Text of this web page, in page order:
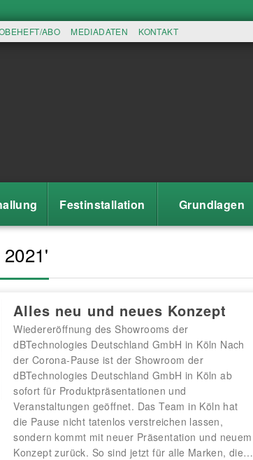
ABO MEDIADATEN KONTAKT
Festinstallation Grundlagen
Alles neu und neues Konzept
Wiedereröffnung des Showrooms der
dBTechnologies Deutschland GmbH in Köln Nach
der Corona-Pause ist der Showroom der
dBTechnologies Deutschland GmbH in Köln ab
sofort für Produktpräsentationen und
Veranstaltungen geöffnet. Das Team in Köln hat
die Pause nicht tatenlos verstreichen lassen,
sondern kommt mit neuer Präsentation und neuem
Konzept zurück. So sind jetzt für alle Marken, die…